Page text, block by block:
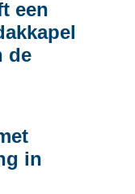
een
de
in